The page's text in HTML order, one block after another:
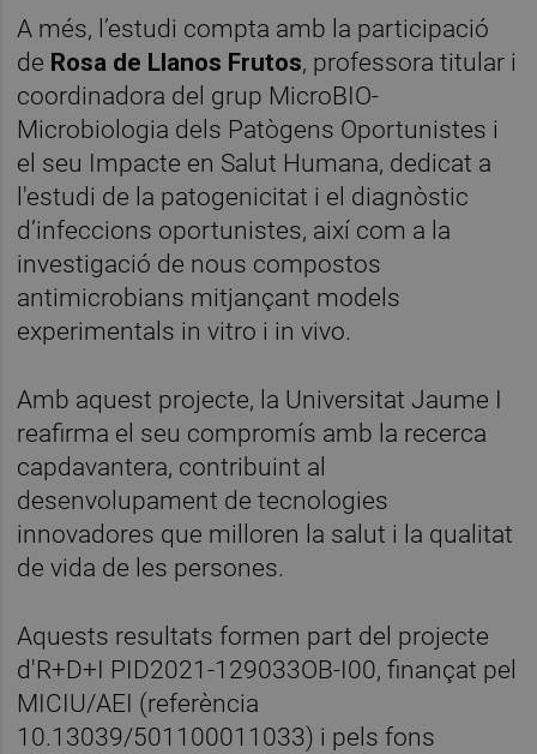
A més, l’estudi compta amb la participació
de Rosa de Llanos Frutos, professora titular i
coordinadora del grup MicroBIO-
Microbiologia dels Patògens Oportunistes i
el seu Impacte en Salut Humana, dedicat a
l'estudi de la patogenicitat i el diagnòstic
d’infeccions oportunistes, així com a la
investigació de nous compostos
antimicrobians mitjançant models
experimentals in vitro i in vivo.
Amb aquest projecte, la Universitat Jaume I
reafirma el seu compromís amb la recerca
capdavantera, contribuint al
desenvolupament de tecnologies
innovadores que milloren la salut i la qualitat
de vida de les persones.
Aquests resultats formen part del projecte
d'R+D+I PID2021-129033OB-I00, finançat pel
MICIU/AEI (referència
10.13039/501100011033) i pels fons